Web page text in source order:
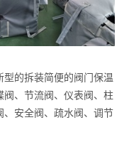
的拆装简便的阀门保温
、节流阀、仪表阀、柱
安全阀、疏水阀、调节